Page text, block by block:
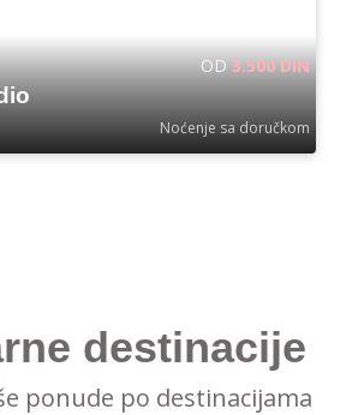
OD3.500 DIN
Noćenje sa doručkom
destinacije
ponude po destinacijama